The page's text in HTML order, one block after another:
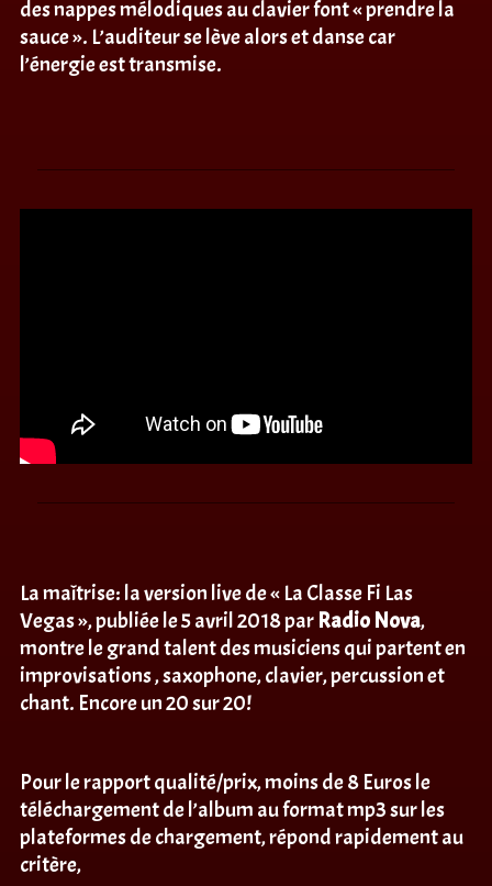
des nappes mélodiques au clavier font « prendre la
sauce ». L’auditeur se lève alors et danse car
l’énergie est transmise.
La maîtrise: la version live de « La Classe Fi Las
Vegas », publiée le 5 avril 2018 par Radio Nova,
montre le grand talent des musiciens qui partent en
improvisations , saxophone, clavier, percussion et
chant. Encore un 20 sur 20!
Pour le rapport qualité/prix, moins de 8 Euros le
téléchargement de l’album au format mp3 sur les
plateformes de chargement, répond rapidement au
critère,